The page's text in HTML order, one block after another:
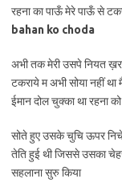
रहना का पाऊँ मेरे पाऊँ से
bahan ko choda
अभी तक मेरी उसपे नियत
टकराये म अभी सोया नहीं
ईमान दोल चुक्का था रहना
सोते हुए उसके चुचि ऊपर
तेति हुई थी जिससे उसका
सहलाना सुरु किया